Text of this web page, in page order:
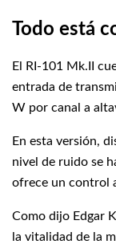
Todo está
El RI-101 Mk.II
entrada de
W por canal a
En esta versión,
nivel de ruido se
ofrece un control
Como dijo Edgar
la vitalidad de la